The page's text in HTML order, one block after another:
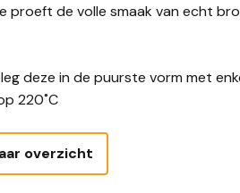
proeft de volle smaak van echt
deze in de puurste vorm met
220˚C
overzicht